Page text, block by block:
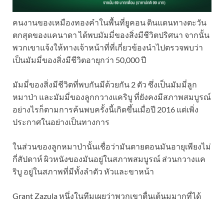
คนงานของเหมืองทองคำในพื้นที่ยูคอน ดินแดนทางตะวัน
ตกสุดของแคนาดา ได้พบมัมมี่ของสิ่งมีชีวิตปริศนา จากนั้น
พวกเขาแจ้งให้ทางเจ้าหน้าที่ที่เกี่ยวข้องนำไปตรวจพบว่า
เป็นมัมมี่ของสิ่งมีชีวิตอายุกว่า 50,000 ปี
มัมมี่ของสิ่งมีชีวิตที่พบกันมีด้วยกัน 2 ตัว ซึ่งเป็นมัมมี่ลูก
หมาป่า และมัมมี่ของลูกกวางแคริบู ที่ยังคงมีสภาพสมบูรณ์
อย่างไรก็ตามการค้นพบครั้งนี้เกิดขึ้นเมื่อปี 2016 แต่เพิ่ง
ประกาศในอย่างเป็นทางการ
ในส่วนของลูกหมาป่านั้นเชื่อว่ามันตายตอนมันอายุเพียงไม่
กี่สัปดาห์ ผิวหนังของมันอยู่ในสภาพสมบูรณ์ ส่วนกวางแค
ริบู อยู่ในสภาพที่มีทั้งลำตัว หัวและขาหน้า
Grant Zazula หนึ่งในทีมเผยว่าพวกเขาตื่นเต้นมมากที่ได้